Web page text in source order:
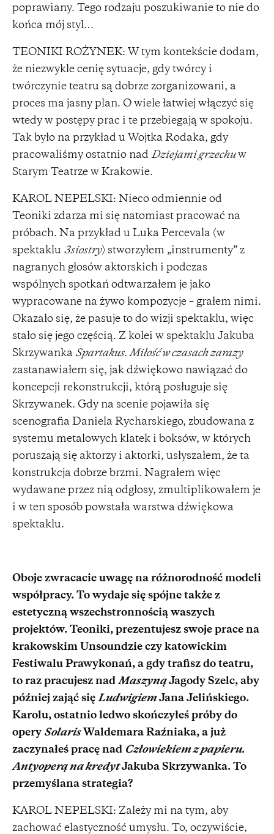
poprawiany. Tego rodzaju poszukiwanie to nie do
końca mój styl…
TEONIKI ROŻYNEK: W tym kontekście dodam,
że niezwykle cenię sytuacje, gdy twórcy i
twórczynie teatru są dobrze zorganizowani, a
proces ma jasny plan. O wiele łatwiej włączyć się
wtedy w postępy prac i te przebiegają w spokoju.
Tak było na przykład u Wojtka Rodaka, gdy
pracowaliśmy ostatnio nad Dziejami grzechuw
Starym Teatrze w Krakowie.
KAROL NEPELSKI: Nieco odmiennie od
Teoniki zdarza mi się natomiast pracować na
próbach. Na przykład u Luka Percevala (w
spektaklu 3siostry) stworzyłem „instrumenty” z
nagranych głosów aktorskich i podczas
wspólnych spotkań odtwarzałem je jako
wypracowane na żywo kompozycje – grałem nimi.
Okazało się, że pasuje to do wizji spektaklu, więc
stało się jego częścią. Z kolei w spektaklu Jakuba
Skrzywanka Spartakus. Miłość w czasach zarazy
zastanawiałem się, jak dźwiękowo nawiązać do
koncepcji rekonstrukcji, którą posługuje się
Skrzywanek. Gdy na scenie pojawiła się
scenografia Daniela Rycharskiego, zbudowana z
systemu metalowych klatek i boksów, w których
poruszają się aktorzy i aktorki, usłyszałem, że ta
konstrukcja dobrze brzmi. Nagrałem więc
wydawane przez nią odgłosy, zmultiplikowałem je
i w ten sposób powstała warstwa dźwiękowa
spektaklu.
Oboje zwracacie uwagę na różnorodność modeli
współpracy. To wydaje się spójne także z
estetyczną wszechstronnością waszych
projektów. Teoniki, prezentujesz swoje prace na
krakowskim Unsoundzie czy katowickim
Festiwalu Prawykonań, a gdy trafisz do teatru,
to raz pracujesz nad Maszyną Jagody Szelc, aby
później zająć się Ludwigiem Jana Jelińskiego.
Karolu, ostatnio ledwo skończyłeś próby do
opery Solaris Waldemara Raźniaka, a już
zaczynałeś pracę nad Człowiekiem z papieru.
Antyoperą na kredyt Jakuba Skrzywanka. To
przemyślana strategia?
KAROL NEPELSKI: Zależy mi na tym, aby
zachować elastyczność umysłu. To, oczywiście,